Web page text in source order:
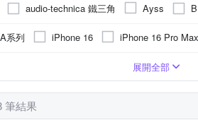
audio-technica 鐵三角 Ayss
E-books FUJIFILM 富士 GARMIN
National Geographic 國家地理
系列 iPhone 16 iPhone 16 Pro Max
iPhone14 Pro
iPhone 13 Pro iPhone14 Pro
iPhone 11
鏡(亮)面
vivo 貼鑽
背面保護貼 SIM轉接
單眼螢幕
展開全部
筆結果